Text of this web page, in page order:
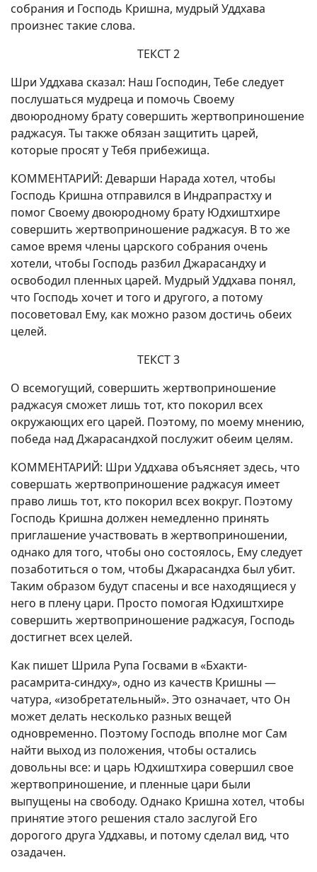
собрания и Господь Кришна, мудрый Уддхава
произнес такие слова.
ТЕКСТ 2
Шри Уддхава сказал: Наш Господин, Тебе следует
послушаться мудреца и помочь Своему
двоюродному брату совершить жертвоприношение
раджасуя. Ты также обязан защитить царей,
которые просят у Тебя прибежища.
КОММЕНТАРИЙ: Деварши Нарада хотел, чтобы
Господь Кришна отправился в Индрапрастху и
помог Своему двоюродному брату Юдхиштхире
совершить жертвоприношение раджасуя. В то же
самое время члены царского собрания очень
хотели, чтобы Господь разбил Джарасандху и
освободил пленных царей. Мудрый Уддхава понял,
что Господь хочет и того и другого, а потому
посоветовал Ему, как можно разом достичь обеих
целей.
ТЕКСТ 3
О всемогущий, совершить жертвоприношение
раджасуя сможет лишь тот, кто покорил всех
окружающих его царей. Поэтому, по моему мнению,
победа над Джарасандхой послужит обеим целям.
КОММЕНТАРИЙ: Шри Уддхава объясняет здесь, что
совершать жертвоприношение раджасуя имеет
право лишь тот, кто покорил всех вокруг. Поэтому
Господь Кришна должен немедленно принять
приглашение участвовать в жертвоприношении,
однако для того, чтобы оно состоялось, Ему следует
позаботиться о том, чтобы Джарасандха был убит.
Таким образом будут спасены и все находящиеся у
него в плену цари. Просто помогая Юдхиштхире
совершить жертвоприношение раджасуя, Господь
достигнет всех целей.
Как пишет Шрила Рупа Госвами в «Бхакти-
расамрита-синдху», одно из качеств Кришны —
чатура, «изобретательный». Это означает, что Он
может делать несколько разных вещей
одновременно. Поэтому Господь вполне мог Сам
найти выход из положения, чтобы остались
довольны все: и царь Юдхиштхира совершил свое
жертвоприношение, и пленные цари были
выпущены на свободу. Однако Кришна хотел, чтобы
принятие этого решения стало заслугой Его
дорогого друга Уддхавы, и потому сделал вид, что
озадачен.